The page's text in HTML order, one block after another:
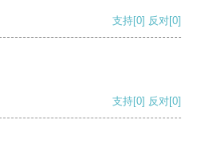
支持[0] 反对[0]
支持[0] 反对[0]